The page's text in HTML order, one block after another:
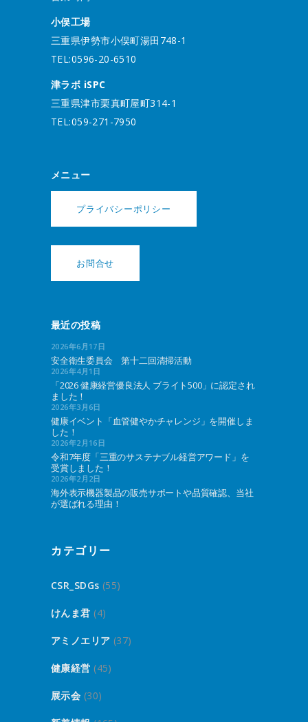
小俣工場
三重県伊勢市小俣町湯田748-1
TEL:0596-20-6510
津ラボ iSPC
三重県津市栗真町屋町314-1
TEL:059-271-7950
メニュー
プライバシーポリシー
お問合せ
最近の投稿
2026年6月17日
安全衛生委員会 第十二回清掃活動
2026年4月1日
「2026 健康経営優良法人 ブライト500」に認定され
ました！
2026年3月6日
健康イベント「血管健やかチャレンジ」を開催しま
した！
2026年2月16日
令和7年度「三重のサステナブル経営アワード」を
受賞しました！
2026年2月2日
海外表示機器製品の販売サポートや品質確認、当社
が選ばれる理由！
カテゴリー
CSR_SDGs (55)
けんま君 (4)
アミノエリア (37)
健康経営 (45)
展示会 (30)